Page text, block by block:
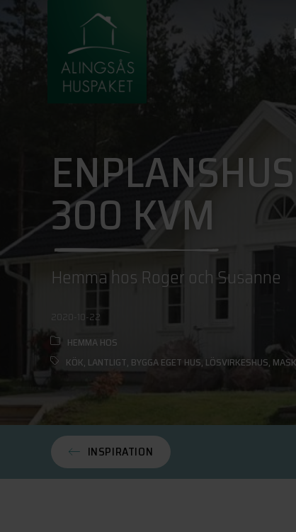
300 KVM
Hemma hos Roger och Susanne
2020-10-22
HEMMA HOS
KÖK, LANTLIGT, BYGGA EGET HUS, LÖSVIRKESHUS,
INSPIRATION